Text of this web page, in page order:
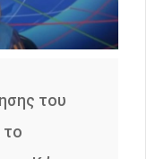
του
το